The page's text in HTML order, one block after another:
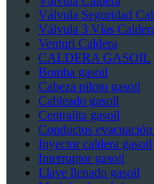
Válvula Seguridad
Válvula 3 Vías
Venturi Caldera
CALDERA GASOIL
Bomba gasoil
Cabeza piloto gasoil
Cableado gasoil
Centralita gasoil
Conductos
Inyector caldera gasoil
Interruptor gasoil
Llave llenado gasoil